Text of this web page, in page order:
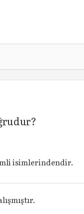
isimlerindendir.